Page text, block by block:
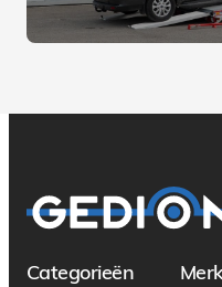
Categorieën